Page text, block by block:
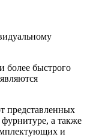
более быстрого
представленных
а также
и